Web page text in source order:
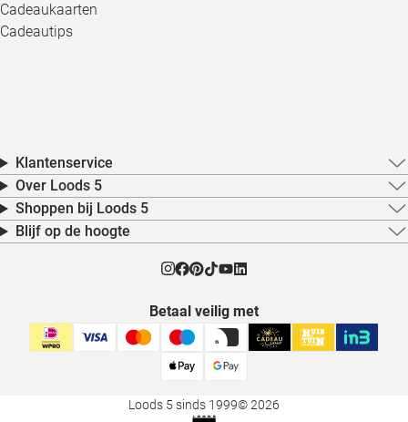
Cadeaukaarten
Cadeautips
Klantenservice
Over Loods 5
Shoppen bij Loods 5
Blijf op de hoogte
Betaal veilig met
Loods 5 sinds 1999© 2026